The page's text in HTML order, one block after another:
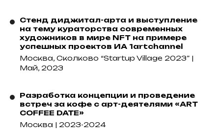
Стенд диджитал-арта и выступление
на тему кураторства современных
художников в мире NFT на примере
успешных проектов ИА 1artchannel
Москва, Сколково “Startup Village 2023” |
Май, 2023
Разработка концепции и проведение
встреч за кофе с арт-деятелями «ART
COFFEE DATE»
Москва | 2023-2024